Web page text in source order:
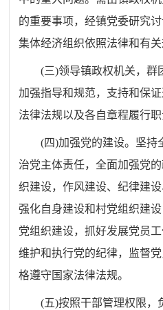
的重要事项，经镇党委研究
集体经济组织依照法律和有关
(三)领导镇政权机关，群
加强指导和规范，支持和保
法律法规以及各自章程履行职
(四)加强党的建设。坚持
治党主体责任，全面加强党
织建设，作风建设、纪律建
强化自身建设和村党组织建
党组织建设，抓好发展党员
维护和执行党的纪律，监督
格遵守国家法律法规。
(五)按照干部管理权限，